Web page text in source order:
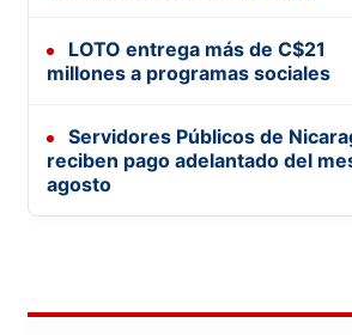
LOTO entrega más de C$21
millones a programas sociales
Servidores Públicos de
reciben pago adelantado del
agosto